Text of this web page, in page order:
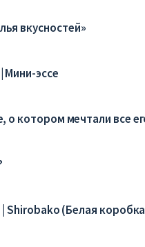
вкусностей»
Мини-эссе
котором мечтали все
Shirobako (Белая